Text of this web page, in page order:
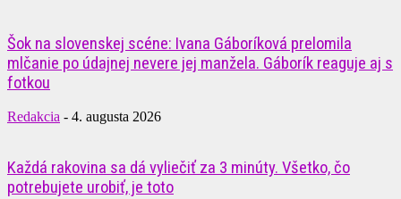
Šok na slovenskej scéne: Ivana Gáboríková prelomila
mlčanie po údajnej nevere jej manžela. Gáborík reaguje aj s
fotkou
Redakcia - 4. augusta 2026
Každá rakovina sa dá vyliečiť za 3 minúty. Všetko, čo
potrebujete urobiť, je toto